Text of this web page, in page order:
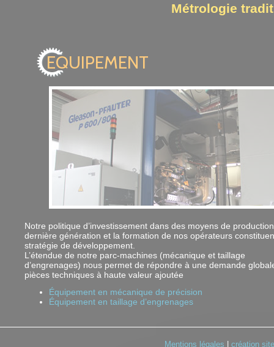
Métrologie
EQUIPEMENT
Notre politique d’investissement dans des moyens de
dernière génération et la formation de nos opérateurs
stratégie de développement.
L’étendue de notre parc-machines (mécanique et taillage
d’engrenages) nous permet de répondre à une demande
pièces techniques à haute valeur ajoutée
Équipement en mécanique de précision
Équipement en taillage d’engrenages
Mentions légales création